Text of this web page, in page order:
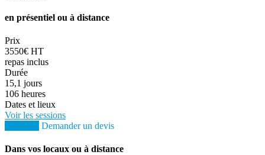
en présentiel ou à distance
Prix
3550€ HT
repas inclus
Durée
15,1 jours
106 heures
Dates et lieux
Voir les sessions
Demander un devis
Dans vos locaux ou à distance